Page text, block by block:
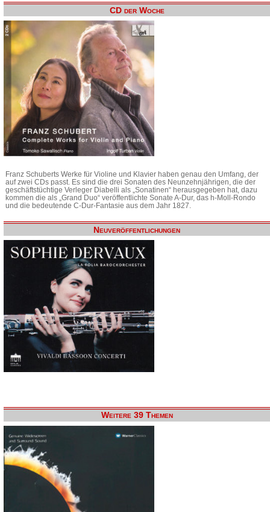
CD der Woche
Franz Schuberts Werke für Violine und Klavier haben genau den Umfang, der
auf zwei CDs passt. Es sind die drei Sonaten des Neunzehnjährigen, die der
geschäftstüchtige Verleger Diabelli als „Sonatinen“ herausgegeben hat, dazu
kommen die als „Grand Duo“ veröffentlichte Sonate A-Dur, das h-Moll-Rondo
und die bedeutende C-Dur-Fantasie aus dem Jahr 1827.
Neuveröffentlichungen
Weitere 39 Themen